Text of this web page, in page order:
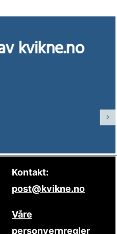
kvikne.no
Kontakt:
post@kvikne.no
Våre
personvernregler